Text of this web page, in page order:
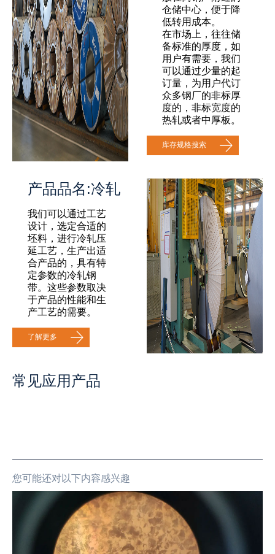
仓储中心，便于降
低转用成本。
在市场上，往往储
备标准的厚度，如
用户有需要，我们
可以通过少量的起
订量，为用户代订
众多钢厂的非标厚
度的，非标宽度的
热轧或者中厚板。
库存规格搜索
产品品名:冷轧
我们可以通过工艺
设计，选定合适的
坯料，进行冷轧压
延工艺，生产出适
合产品的，具有特
定参数的冷轧钢
带。这些参数取决
于产品的性能和生
产工艺的需要。
了解更多
常见应用产品
您可能还对以下内容感兴趣